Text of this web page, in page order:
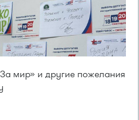
мир» и другие пожелания